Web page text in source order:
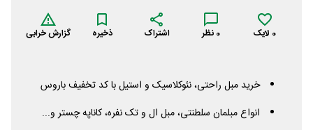
0 لایک 0 نظر اشتراک ذخیره گزارش خرابی
خرید مبل راحتی، نئوکلاسیک و استیل با کد تخفیف باروس
انواع مبلمان سلطنتی، مبل ال و تک نفره، کاناپه چستر و...